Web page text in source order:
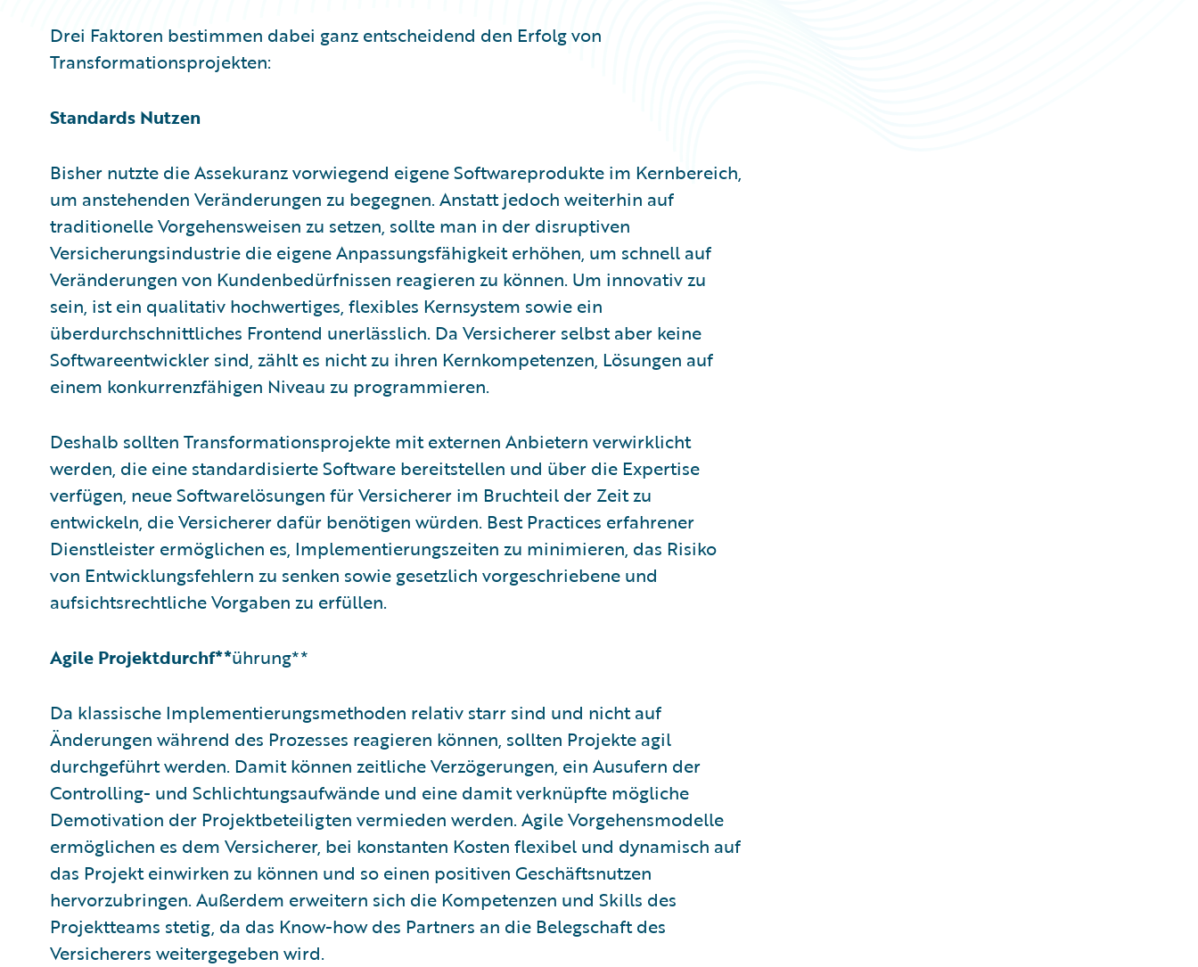
Drei Faktoren bestimmen dabei ganz entscheidend den Erfolg von
Transformationsprojekten:
Standards Nutzen
Bisher nutzte die Assekuranz vorwiegend eigene Softwareprodukte im Kernbereich,
um anstehenden Veränderungen zu begegnen. Anstatt jedoch weiterhin auf
traditionelle Vorgehensweisen zu setzen, sollte man in der disruptiven
Versicherungsindustrie die eigene Anpassungsfähigkeit erhöhen, um schnell auf
Veränderungen von Kundenbedürfnissen reagieren zu können. Um innovativ zu
sein, ist ein qualitativ hochwertiges, flexibles Kernsystem sowie ein
überdurchschnittliches Frontend unerlässlich. Da Versicherer selbst aber keine
Softwareentwickler sind, zählt es nicht zu ihren Kernkompetenzen, Lösungen auf
einem konkurrenzfähigen Niveau zu programmieren.
Deshalb sollten Transformationsprojekte mit externen Anbietern verwirklicht
werden, die eine standardisierte Software bereitstellen und über die Expertise
verfügen, neue Softwarelösungen für Versicherer im Bruchteil der Zeit zu
entwickeln, die Versicherer dafür benötigen würden. Best Practices erfahrener
Dienstleister ermöglichen es, Implementierungszeiten zu minimieren, das Risiko
von Entwicklungsfehlern zu senken sowie gesetzlich vorgeschriebene und
aufsichtsrechtliche Vorgaben zu erfüllen.
Agile Projektdurchf**ührung**
Da klassische Implementierungsmethoden relativ starr sind und nicht auf
Änderungen während des Prozesses reagieren können, sollten Projekte agil
durchgeführt werden. Damit können zeitliche Verzögerungen, ein Ausufern der
Controlling- und Schlichtungsaufwände und eine damit verknüpfte mögliche
Demotivation der Projektbeteiligten vermieden werden. Agile Vorgehensmodelle
ermöglichen es dem Versicherer, bei konstanten Kosten flexibel und dynamisch auf
das Projekt einwirken zu können und so einen positiven Geschäftsnutzen
hervorzubringen. Außerdem erweitern sich die Kompetenzen und Skills des
Projektteams stetig, da das Know-how des Partners an die Belegschaft des
Versicherers weitergegeben wird.